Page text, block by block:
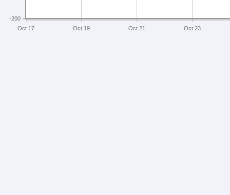
Oct 17 Oct 19 Oct 21 Oct 23
-200